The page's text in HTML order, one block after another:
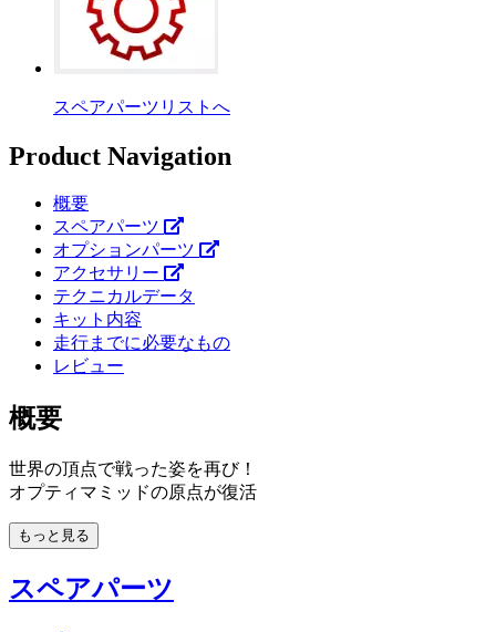
スペアパーツリストへ
Product Navigation
概要
スペアパーツ
オプションパーツ
アクセサリー
テクニカルデータ
キット内容
走行までに必要なもの
レビュー
概要
世界の頂点で戦った姿を再び！
オプティマミッドの原点が復活
もっと見る
スペアパーツ